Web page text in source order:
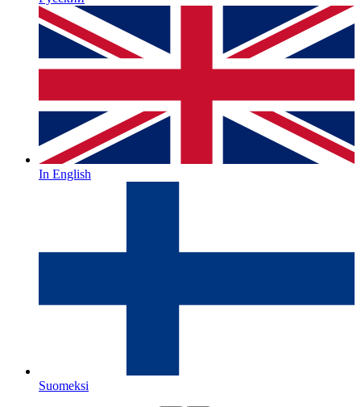
In English
Suomeksi